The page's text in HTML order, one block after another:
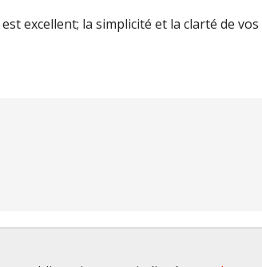
excellent; la simplicité et la clarté de